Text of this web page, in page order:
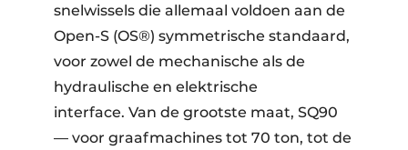
snelwissels die allemaal voldoen aan de
Open-S (OS®) symmetrische standaard,
voor zowel de mechanische als de
hydraulische en elektrische
interface. Van de grootste maat, SQ90
— voor graafmachines tot 70 ton, tot de